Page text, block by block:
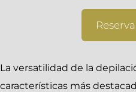
La versatilidad de la
características más